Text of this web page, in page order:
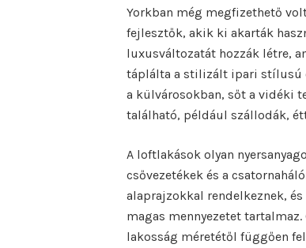
Yorkban még megfizethető
fejlesztők, akik ki akarták
luxusváltozatát hozzák létre,
táplálta a stilizált ipari stílusú
a külvárosokban, sőt a vidéki
található, például szállodák,
A loftlakások olyan
csővezetékek és a
alaprajzokkal rendelkeznek,
magas mennyezetet
lakosság méretétől függően